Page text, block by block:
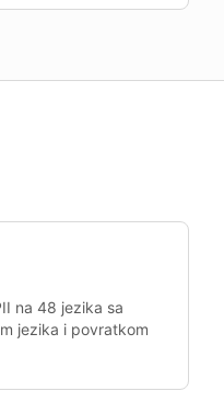
na 48 jezika sa
jezika i povratkom